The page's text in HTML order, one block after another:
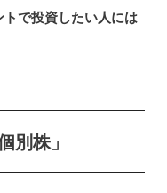
で投資したい人には
別株」